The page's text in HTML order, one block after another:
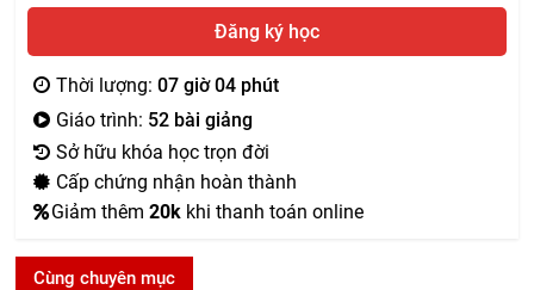
Đăng ký học
Thời lượng:07 giờ 04 phút
Giáo trình: 52 bài giảng
Sở hữu khóa học trọn đời
Cấp chứng nhận hoàn thành
Giảm thêm20k khi thanh toán online
Cùng chuyên mục